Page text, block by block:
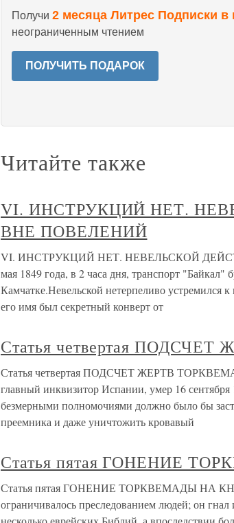
Получи 2 месяца Литрес Подписки в
неограниченным чтением
ПОЛУЧИТЬ ПОДАРОК
Читайте также
VI. ИНСТРУКЦИЙ НЕТ.
ВНЕ ПОВЕЛЕНИЙ
VI. ИНСТРУКЦИЙ НЕТ. НЕВЕЛЬСКОЙ
мая 1849 года, в 2 часа дня, транспорт "Байкал"
Камчатке.Невельской нетерпеливо устремился
его имя был секретный конверт от
Статья четвертая
Статья четвертая ПОДСЧЕТ ЖЕРТВ
главный инквизитор Испании, умер 16 сентября
безмерными полномочиями должно было бы
преемника и даже уничтожить кровавый
Статья пятая ГОНЕНИЕ
Статья пятая ГОНЕНИЕ ТОРКВЕМАДЫ НА
ограничивалось преследованием людей; он